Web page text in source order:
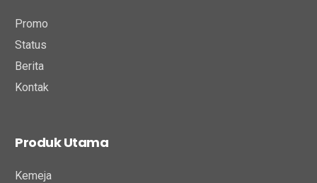
Promo
Status
Berita
Kontak
Produk Utama
Kemeja